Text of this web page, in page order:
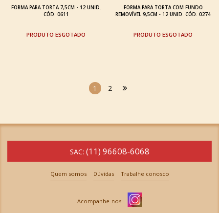
FORMA PARA TORTA 7,5CM - 12 UNID.
CÓD. 0611
ESGOTADO
FORMA PARA TORTA COM FUNDO
REMOVÍVEL 9,5CM - 12 UNID. CÓD. 0274
ESGOTADO
1 2
SAC: (11) 96608-6068
Quem somos Dúvidas Trabalhe conosco